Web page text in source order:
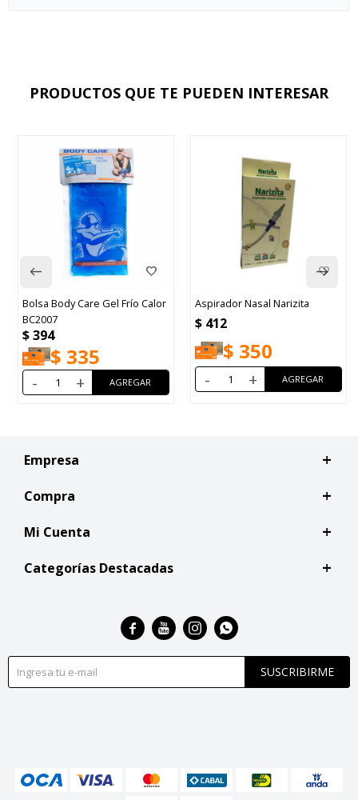
PRODUCTOS QUE TE PUEDEN INTERESAR
Bolsa Body Care Gel Frío Calor
BC2007
$394
$ 335
- +
Aspirador Nasal Narizita
$ 412
$ 350
- +
Empresa
Compra
Mi Cuenta
Categorías Destacadas
SUSCRIBIRME
   